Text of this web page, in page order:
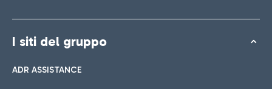
I siti del gruppo
ADR ASSISTANCE